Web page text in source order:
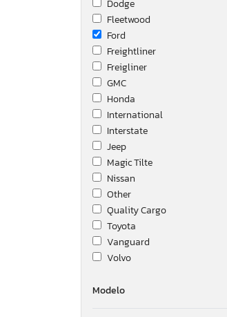
Dodge
Fleetwood
Ford
Freightliner
Freigliner
GMC
Honda
International
Interstate
Jeep
Magic Tilte
Nissan
Other
Quality Cargo
Toyota
Vanguard
Volvo
Modelo